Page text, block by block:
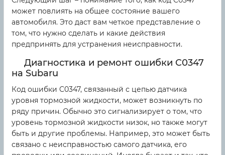
может повлиять на общее состояние вашего
автомобиля. Это даст вам четкое представление о
том, что нужно сделать и какие действия
предпринять для устранения неисправности.
Диагностика и ремонт ошибки C0347
на Subaru
Код ошибки C0347, связанный с цепью датчика
уровня тормозной жидкости, может возникнуть по
ряду причин. Обычно это сигнализирует о том, что
уровень тормозной жидкости низок, но также могут
быть и другие проблемы. Например, это может быть
связано с неисправностью самого датчика, его